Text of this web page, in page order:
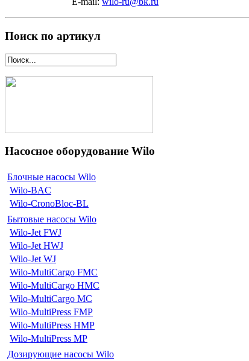
Поиск по артикул
Насосное оборудование Wilo
Блочные насосы Wilo
Wilo-BAC
Wilo-CronoBloc-BL
Бытовые насосы Wilo
Wilo-Jet FWJ
Wilo-Jet HWJ
Wilo-Jet WJ
Wilo-MultiCargo FMC
Wilo-MultiCargo HMC
Wilo-MultiCargo MC
Wilo-MultiPress FMP
Wilo-MultiPress HMP
Wilo-MultiPress MP
Дозирующие насосы Wilo